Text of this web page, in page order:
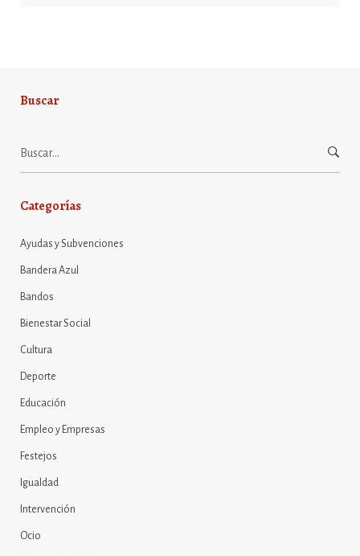
Buscar
Categorías
Ayudas y Subvenciones
Bandera Azul
Bandos
Bienestar Social
Cultura
Deporte
Educación
Empleo y Empresas
Festejos
Igualdad
Intervención
Ocio